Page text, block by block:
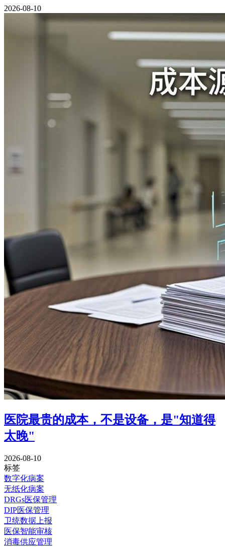
2026-08-10
医院最贵的成本，不是设备，是"知道得
太晚"
2026-08-10
标签
数字化病案
无纸化病案
DRGs医保管理
DIP医保管理
卫统数据上报
医保智能审核
消毒供应管理